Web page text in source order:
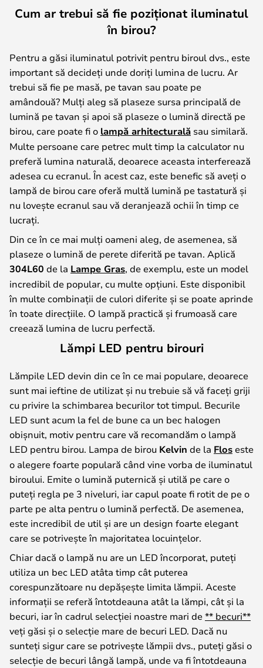
Cum ar trebui să fie poziționat iluminatul
în birou?
Pentru a găsi iluminatul potrivit pentru biroul dvs., este
important să decideți unde doriți lumina de lucru. Ar
trebui să fie pe masă, pe tavan sau poate pe
amândouă? Mulți aleg să plaseze sursa principală de
lumină pe tavan și apoi să plaseze o lumină directă pe
birou, care poate fi o lampă arhitecturală sau similară.
Multe persoane care petrec mult timp la calculator nu
preferă lumina naturală, deoarece aceasta interferează
adesea cu ecranul. În acest caz, este benefic să aveți o
lampă de birou care oferă multă lumină pe tastatură și
nu lovește ecranul sau vă deranjează ochii în timp ce
lucrați.
Din ce în ce mai mulți oameni aleg, de asemenea, să
plaseze o lumină de perete diferită pe tavan. Aplică
304L60 de la Lampe Gras, de exemplu, este un model
incredibil de popular, cu multe opțiuni. Este disponibil
în multe combinații de culori diferite și se poate aprinde
în toate direcțiile. O lampă practică și frumoasă care
creează lumina de lucru perfectă.
Lămpi LED pentru birouri
Lămpile LED devin din ce în ce mai populare, deoarece
sunt mai ieftine de utilizat și nu trebuie să vă faceți griji
cu privire la schimbarea becurilor tot timpul. Becurile
LED sunt acum la fel de bune ca un bec halogen
obișnuit, motiv pentru care vă recomandăm o lampă
LED pentru birou. Lampa de birou Kelvin de la Floseste
o alegere foarte populară când vine vorba de iluminatul
biroului. Emite o lumină puternică și utilă pe care o
puteți regla pe 3 niveluri, iar capul poate fi rotit de pe o
parte pe alta pentru o lumină perfectă. De asemenea,
este incredibil de util și are un design foarte elegant
care se potrivește în majoritatea locuințelor.
Chiar dacă o lampă nu are un LED încorporat, puteți
utiliza un bec LED atâta timp cât puterea
corespunzătoare nu depășește limita lămpii. Aceste
informații se referă întotdeauna atât la lămpi, cât și la
becuri, iar în cadrul selecției noastre mari de** becuri**
veți găsi și o selecție mare de becuri LED. Dacă nu
sunteți sigur care se potrivește lămpii dvs., puteți găsi o
selecție de becuri lângă lampă, unde va fi întotdeauna